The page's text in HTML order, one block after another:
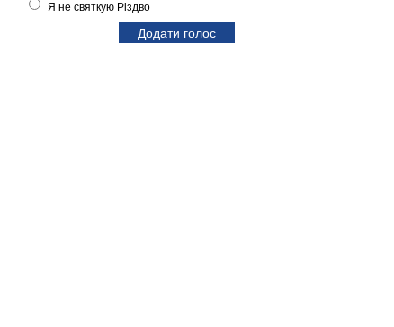
Я не святкую Різдво